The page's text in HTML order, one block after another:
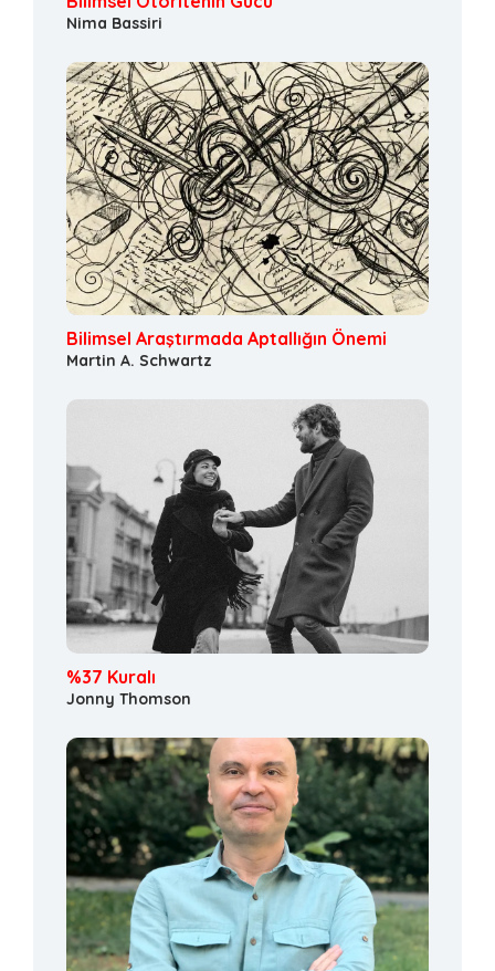
Nima Bassiri
Bilimsel Araştırmada Aptallığın Önemi
Martin A. Schwartz
%37 Kuralı
Jonny Thomson